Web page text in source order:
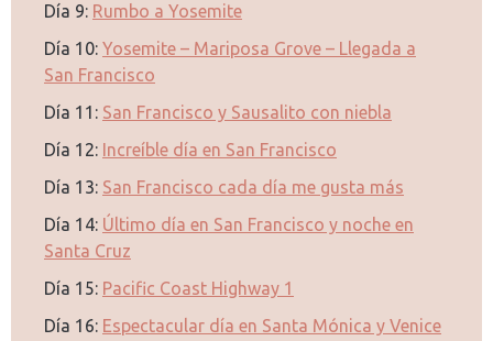
Día 9: Rumbo a Yosemite
Día 10: Yosemite – Mariposa Grove – Llegada a
San Francisco
Día 11: San Francisco y Sausalito con niebla
Día 12: Increíble día en San Francisco
Día 13: San Francisco cada día me gusta más
Día 14: Último día en San Francisco y noche en
Santa Cruz
Día 15: Pacific Coast Highway 1
Día 16: Espectacular día en Santa Mónica y Venice